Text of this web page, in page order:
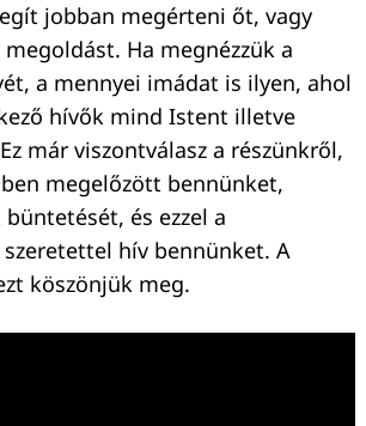
jobban megérteni őt, vagy
Ha megnézzük a
a mennyei imádat is ilyen, ahol
hívők mind Istent illetve
már viszontválasz a részünkről,
megelőzött bennünket,
és ezzel a
hív bennünket. A
köszönjük meg.